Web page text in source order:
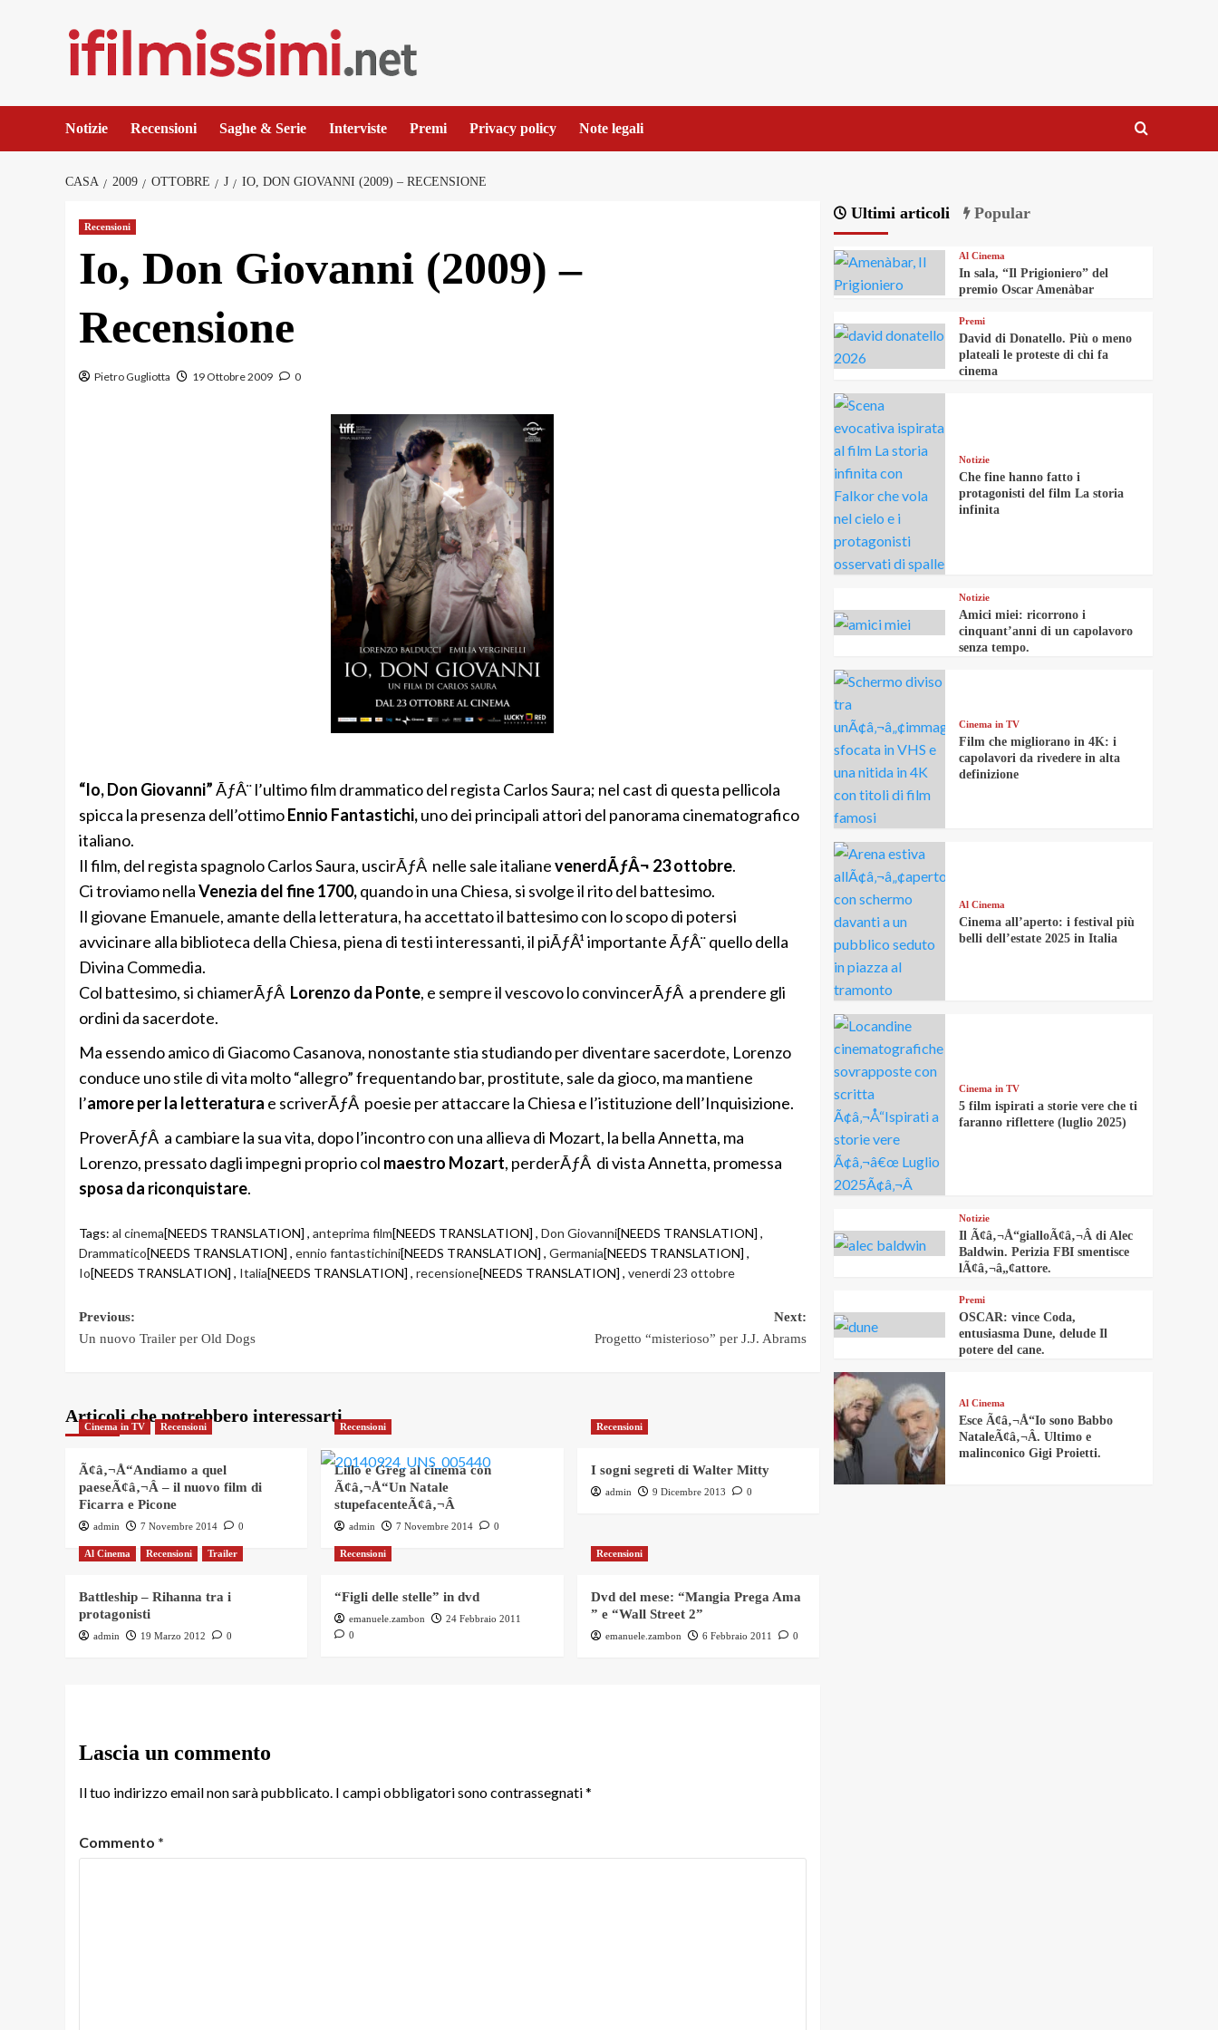
Notizie Recensioni Saghe & Serie Interviste Premi Privacy policy Note legali
CASA 2009 OTTOBRE J IO, DON GIOVANNI (2009) – RECENSIONE
Recensioni
Io, Don Giovanni (2009) –
Recensione
Pietro Gugliotta 19 Ottobre 2009 0
“Io, Don Giovanni”ÃƒÂ¨ l’ultimo film drammatico del regista Carlos Saura; nel cast di questa pellicola
spicca la presenza dell’ottimoEnnio Fantastichi,uno dei principali attori del panorama cinematografico
italiano.
Il film, del regista spagnolo Carlos Saura, uscirÃƒÂ nelle sale italianevenerdÃƒÂ¬ 23 ottobre.
Ci troviamo nellaVenezia del fine 1700,quando in una Chiesa, si svolge il rito del battesimo.
Il giovane Emanuele, amante della letteratura, ha accettato il battesimo con lo scopo di potersi
avvicinare alla biblioteca della Chiesa, piena di testi interessanti, il piÃƒÂ¹ importante ÃƒÂ¨ quello della
Divina Commedia.
Col battesimo, si chiamerÃƒÂ Lorenzo da Ponte, e sempre il vescovo lo convincerÃƒÂ a prendere gli
ordini da sacerdote.
Ma essendo amico di Giacomo Casanova, nonostante stia studiando per diventare sacerdote, Lorenzo
conduce uno stile di vita molto “allegro” frequentando bar, prostitute, sale da gioco, ma mantiene
l’amore per la letteratura e scriverÃƒÂ poesie per attaccare la Chiesa e l’istituzione dell’Inquisizione.
ProverÃƒÂ a cambiare la sua vita, dopo l’incontro con una allieva di Mozart, la bella Annetta, ma
Lorenzo, pressato dagli impegni proprio col maestro Mozart, perderÃƒÂ di vista Annetta, promessa
sposa da riconquistare.
Tags: al cinema[NEEDS TRANSLATION] , anteprima film[NEEDS TRANSLATION] , Don Giovanni[NEEDS TRANSLATION] ,
Drammatico[NEEDS TRANSLATION] , ennio fantastichini[NEEDS TRANSLATION] , Germania[NEEDS TRANSLATION] ,
Io[NEEDS TRANSLATION] , Italia[NEEDS TRANSLATION] , recensione[NEEDS TRANSLATION] , venerdi 23 ottobre
Post
Previous:
Un nuovo Trailer per Old Dogs
Next:
Progetto “misterioso” per J.J. Abrams
Articoli che potrebbero interessarti
Cinema in TV Recensioni
Ã¢â‚¬Å“Andiamo a quel
paeseÃ¢â‚¬Â – il nuovo film di
Ficarra e Picone
admin 7 Novembre 2014 0
Recensioni
Lillo e Greg al cinema con
Ã¢â‚¬Å“Un Natale
stupefacenteÃ¢â‚¬Â
admin 7 Novembre 2014 0
Recensioni
I sogni segreti di Walter Mitty
admin 9 Dicembre 2013 0
Al Cinema Recensioni Trailer
Battleship – Rihanna tra i
protagonisti
admin 19 Marzo 2012 0
Recensioni
“Figli delle stelle” in dvd
emanuele.zambon
24 Febbraio 2011
0
Recensioni
Dvd del mese: “Mangia Prega Ama
” e “Wall Street 2”
emanuele.zambon 6 Febbraio 2011 0
Lascia un commento
Il tuo indirizzo email non sarà pubblicato. I campi obbligatori sono contrassegnati*
Commento *
Ultimi articoli Popular
Al Cinema
In sala, “Il Prigioniero” del
premio Oscar Amenàbar
Premi
David di Donatello. Più o meno
plateali le proteste di chi fa
cinema
Notizie
Che fine hanno fatto i
protagonisti del film La storia
infinita
Notizie
Amici miei: ricorrono i
cinquant’anni di un capolavoro
senza tempo.
Cinema in TV
Film che migliorano in 4K: i
capolavori da rivedere in alta
definizione
Al Cinema
Cinema all’aperto: i festival più
belli dell’estate 2025 in Italia
Cinema in TV
5 film ispirati a storie vere che ti
faranno riflettere (luglio 2025)
Notizie
Il Ã¢â‚¬Å“gialloÃ¢â‚¬Â di Alec
Baldwin. Perizia FBI smentisce
lÃ¢â‚¬â„¢attore.
Premi
OSCAR: vince Coda,
entusiasma Dune, delude Il
potere del cane.
Al Cinema
Esce Ã¢â‚¬Å“Io sono Babbo
NataleÃ¢â‚¬Â. Ultimo e
malinconico Gigi Proietti.